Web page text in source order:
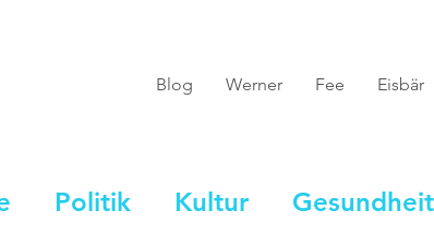
Blog Werner Fee Eisbär
Politik Kultur Gesundheit